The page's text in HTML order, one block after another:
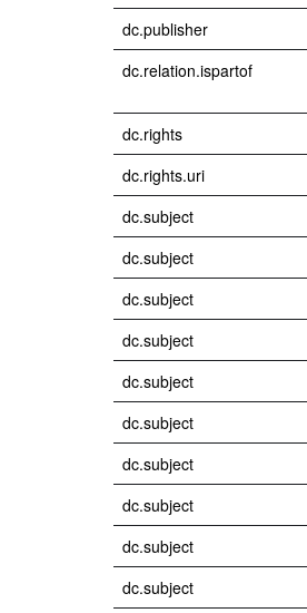
dc.publisher
dc.relation.ispartof
dc.rights
dc.rights.uri
dc.subject
dc.subject
dc.subject
dc.subject
dc.subject
dc.subject
dc.subject
dc.subject
dc.subject
dc.subject